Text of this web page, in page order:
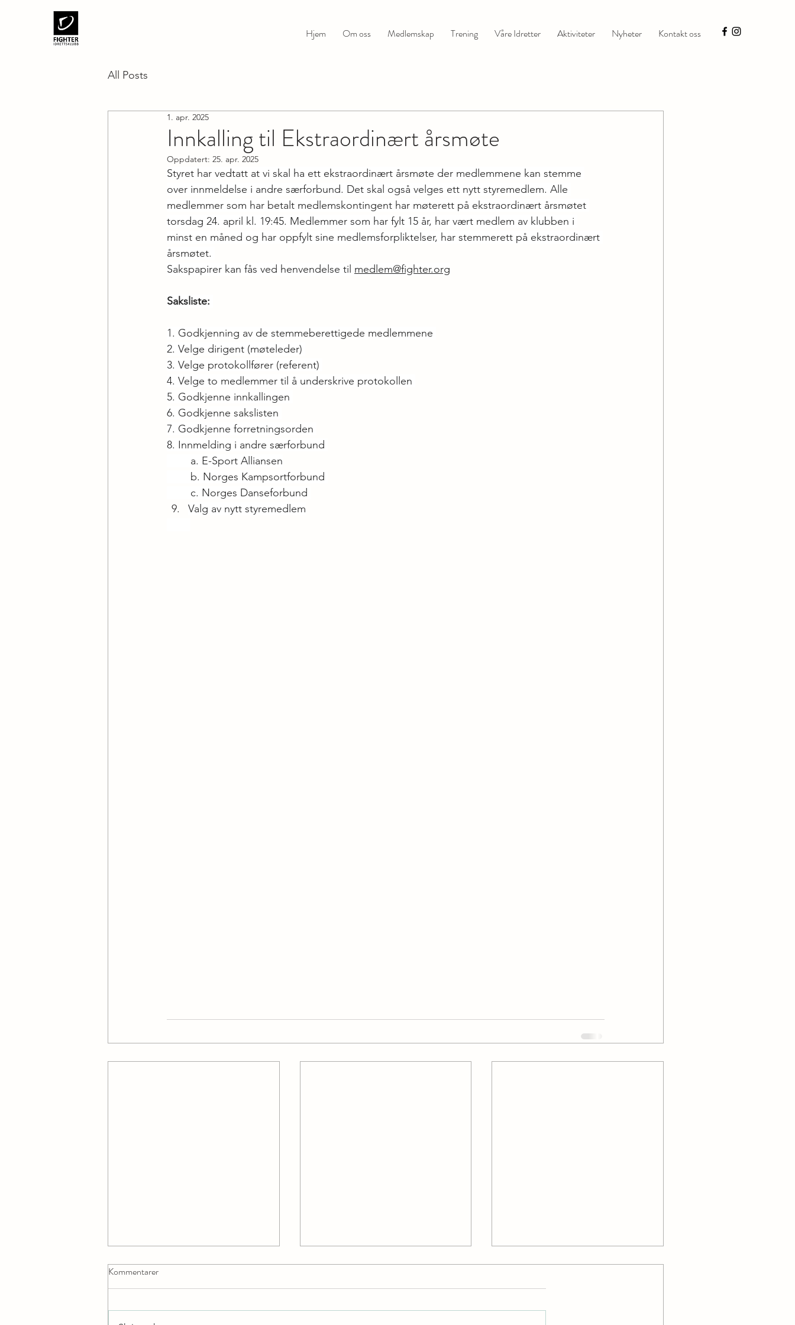
Hjem Om oss Medlemskap Trening Våre Idretter Aktiviteter Nyheter Kontakt oss
All Posts
Innkalling til Ekstraordinært årsmøte
1. apr. 2025
Oppdatert: 25. apr. 2025
Styret har vedtatt at vi skal ha ett ekstraordinært årsmøte der medlemmene kan stemme
over innmeldelse i andre særforbund. Det skal også velges ett nytt styremedlem. Alle
medlemmer som har betalt medlemskontingent har møterett på ekstraordinært årsmøtet
torsdag 24. april kl. 19:45. Medlemmer som har fylt 15 år, har vært medlem av klubben i
minst en måned og har oppfylt sine medlemsforpliktelser, har stemmerett på ekstraordinært
årsmøtet.
Sakspapirer kan fås ved henvendelse til medlem@fighter.org
Saksliste:
1. Godkjenning av de stemmeberettigede medlemmene
2. Velge dirigent (møteleder)
3. Velge protokollfører (referent)
4. Velge to medlemmer til å underskrive protokollen
5. Godkjenne innkallingen
6. Godkjenne sakslisten
7. Godkjenne forretningsorden
8. Innmelding i andre særforbund
	a. E-Sport Alliansen
	b. Norges Kampsortforbund
	c. Norges Danseforbund
Valg av nytt styremedlem
Kommentarer